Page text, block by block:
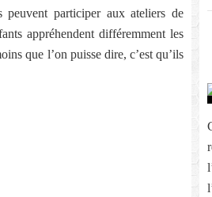
peuvent participer aux ateliers de
appréhendent différemment les
que l’on puisse dire, c’est qu’ils